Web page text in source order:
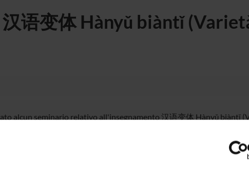
语变体 Hànyǔ biàntǐ
alcun seminario relativo all'insegnamento 汉语变体 Hànyǔ biàntǐ